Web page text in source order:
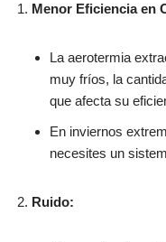
Menor Eficiencia en
La aerotermia
muy fríos, la
que afecta su
En inviernos
necesites un
Ruido: